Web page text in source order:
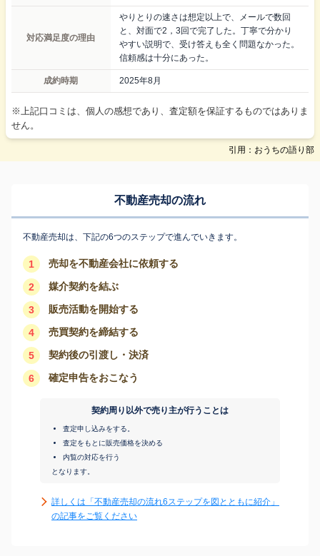
対応満足度の理由
やりとりの速さは想定以上で、メールで数回
と、対面で2，3回で完了した。丁寧で分かり
やすい説明で、受け答えも全く問題なかった。
信頼感は十分にあった。
成約時期 2025年8月
※上記口コミは、個人の感想であり、査定額を保証するものではありま
せん。
引用：おうちの語り部
不動産売却の流れ
不動産売却は、下記の6つのステップで進んでいきます。
1 売却を不動産会社に依頼する
2 媒介契約を結ぶ
3 販売活動を開始する
4 売買契約を締結する
5 契約後の引渡し・決済
6 確定申告をおこなう
契約周り以外で売り主が行うことは
査定申し込みをする。
査定をもとに販売価格を決める
内覧の対応を行う
となります。
詳しくは「不動産売却の流れ6ステップを図とともに紹介」
の記事をご覧ください